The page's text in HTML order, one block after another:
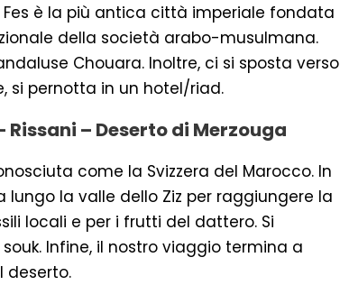
è la più antica città imperiale fondata
della società arabo-musulmana.
Chouara. Inoltre, ci si sposta verso
si pernotta in un hotel/riad.
Rissani – Deserto di Merzouga
come la Svizzera del Marocco. In
lungo la valle dello Ziz per raggiungere la
locali e per i frutti del dattero. Si
Infine, il nostro viaggio termina a
deserto.